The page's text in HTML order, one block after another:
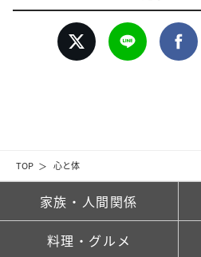
TOP 心と体
家族・人間関係
料理・グルメ